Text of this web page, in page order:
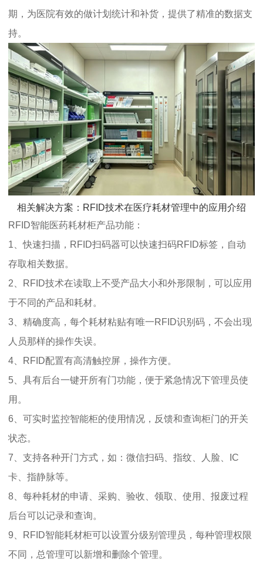
期，为医院有效的做计划统计和补货，提供了精准的数据支
持。
相关解决方案：RFID技术在医疗耗材管理中的应用介绍
RFID智能医药耗材柜产品功能：
1、快速扫描，RFID扫码器可以快速扫码RFID标签，自动
存取相关数据。
2、RFID技术在读取上不受产品大小和外形限制，可以应用
于不同的产品和耗材。
3、精确度高，每个耗材粘贴有唯一RFID识别码，不会出现
人员那样的操作失误。
4、RFID配置有高清触控屏，操作方便。
5、具有后台一键开所有门功能，便于紧急情况下管理员使
用。
6、可实时监控智能柜的使用情况，反馈和查询柜门的开关
状态。
7、支持各种开门方式，如：微信扫码、指纹、人脸、IC
卡、指静脉等。
8、每种耗材的申请、采购、验收、领取、使用、报废过程
后台可以记录和查询。
9、RFID智能耗材柜可以设置分级别管理员，每种管理权限
不同，总管理可以新增和删除个管理。